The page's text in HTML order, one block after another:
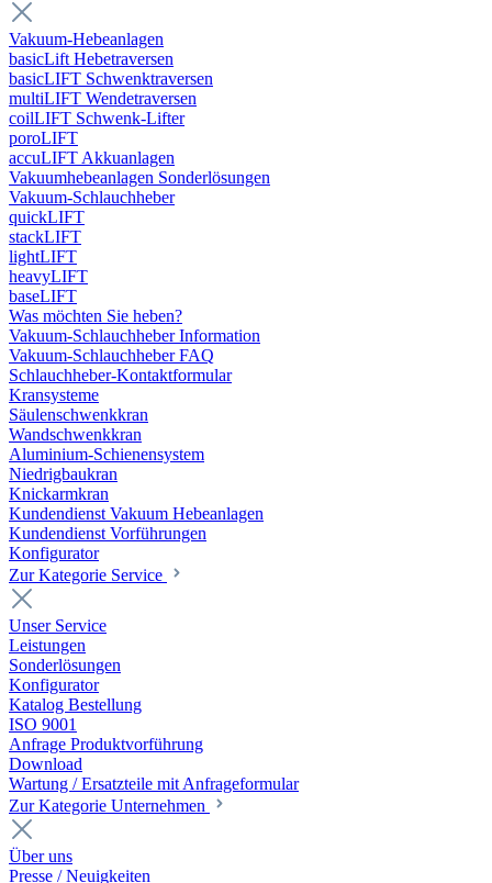
Vakuum-Hebeanlagen
basicLift Hebetraversen
basicLIFT Schwenktraversen
multiLIFT Wendetraversen
coilLIFT Schwenk-Lifter
poroLIFT
accuLIFT Akkuanlagen
Vakuumhebeanlagen Sonderlösungen
Vakuum-Schlauchheber
quickLIFT
stackLIFT
lightLIFT
heavyLIFT
baseLIFT
Was möchten Sie heben?
Vakuum-Schlauchheber Information
Vakuum-Schlauchheber FAQ
Schlauchheber-Kontaktformular
Kransysteme
Säulenschwenkkran
Wandschwenkkran
Aluminium-Schienensystem
Niedrigbaukran
Knickarmkran
Kundendienst Vakuum Hebeanlagen
Kundendienst Vorführungen
Konfigurator
Zur Kategorie Service
Unser Service
Leistungen
Sonderlösungen
Konfigurator
Katalog Bestellung
ISO 9001
Anfrage Produktvorführung
Download
Wartung / Ersatzteile mit Anfrageformular
Zur Kategorie Unternehmen
Über uns
Presse / Neuigkeiten